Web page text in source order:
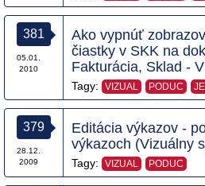
381
05.01.
2010
Ako vypnúť
čiastky v SKK na
Fakturácia, Sklad -
Tagy: VIZUAL PODUC
379
28.12.
2009
Editácia výkazov -
výkazoch (Vizuálny
Tagy: VIZUAL PODUC